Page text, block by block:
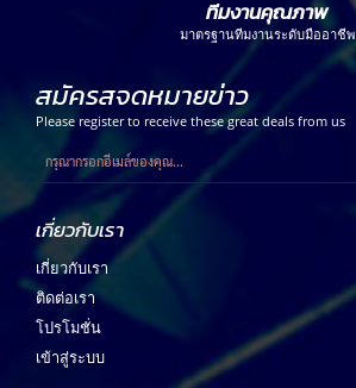
ทีมงานคุณภาพ
มาตรฐานทีมงานระดับมืออาชีพ
สมัครสจดหมายข่าว
Please register to receive these great deals from us
เกี่ยวกับเรา
เกี่ยวกับเรา
ติดต่อเรา
โปรโมชั่น
เข้าสู่ระบบ